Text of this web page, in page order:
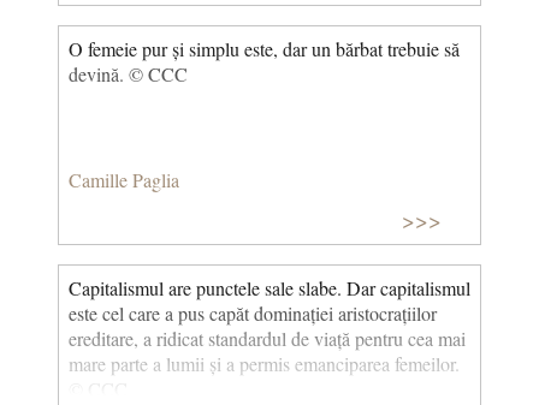
O femeie pur și simplu este, dar un bărbat trebuie să
devină. © CCC
Camille Paglia
>>>
Capitalismul are punctele sale slabe. Dar capitalismul
este cel care a pus capăt dominației aristocrațiilor
ereditare, a ridicat standardul de viață pentru cea mai
mare parte a lumii și a permis emanciparea femeilor.